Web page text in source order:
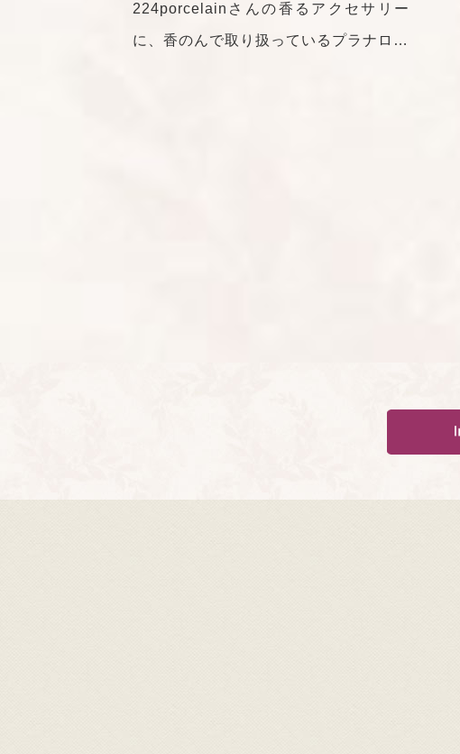
224porcelainさんの香るアクセサリー
に、香のんで取り扱っているプラナロ…